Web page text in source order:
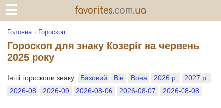
Головна Гороскоп
Гороскоп для знаку Козеріг на червень
2025 року
Інші гороскопи знаку: Базовий Він Вона 2026 р.
2027 р.
2026-08
2026-09 2026-08-06 2026-08-07 2026-08-08